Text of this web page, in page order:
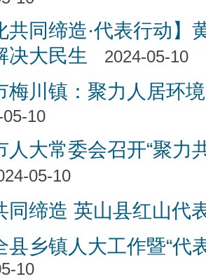
共同缔造·代表行动
决大民生
2024-05-10
梅川镇：聚力人居环
10
人大常委会召开“聚力
05-10
同缔造 英山县红山代
县乡镇人大工作暨“代
10